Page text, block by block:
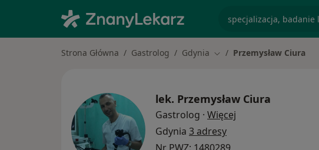
Strona Główna Gastrolog Gdynia Zmień miasto
Przemysław Ciura
lek. Przemysław Ciura
Gastrolog · Więcej
Gdynia 3 adresy